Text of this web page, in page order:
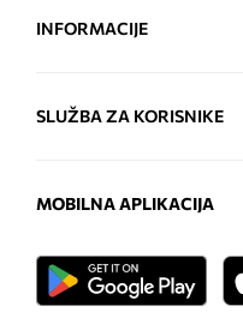
INFORMACIJE
SLUŽBA ZA KORISNIKE
MOBILNA APLIKACIJA